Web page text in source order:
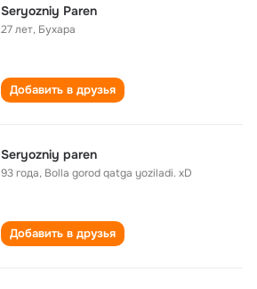
Seryozniy Paren
27 лет, Бухара
Добавить в друзья
Seryozniy paren
93 года, Bolla gorod qatga yoziladi. xD
Добавить в друзья